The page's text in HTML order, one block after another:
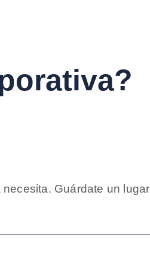
Guárdate un lugar